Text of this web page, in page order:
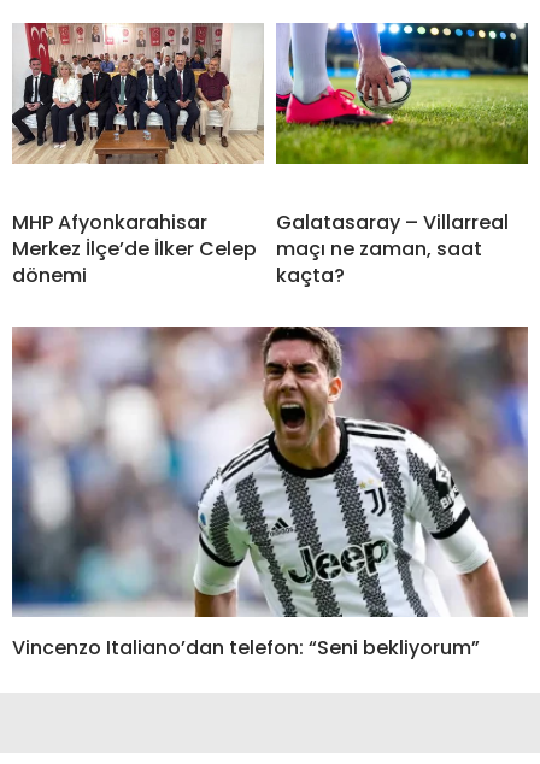
MHP Afyonkarahisar
Merkez İlçe’de İlker Celep
dönemi
Galatasaray – Villarreal
maçı ne zaman, saat
kaçta?
Vincenzo Italiano’dan telefon: “Seni bekliyorum”